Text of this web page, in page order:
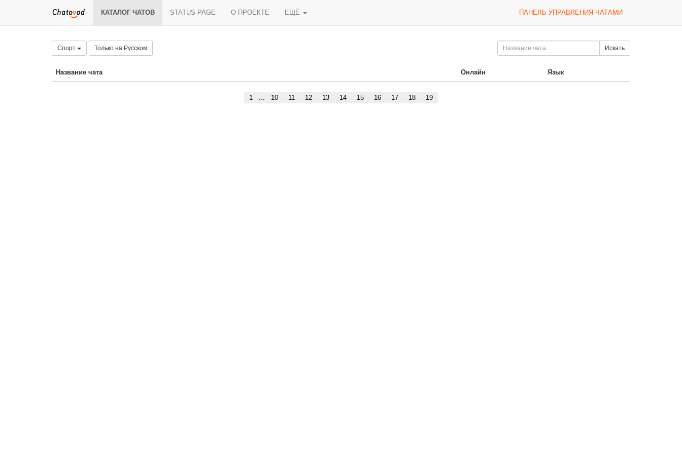
КАТАЛОГ ЧАТОВ STATUS PAGE О ПРОЕКТЕ ЕЩЁ ПАНЕЛЬ УПРАВЛЕНИЯ ЧАТАМИ
Спорт Только на Русском Искать
Название чата Онлайн Язык
1 ... 10 11 12 13 14 15 16 17 18 19